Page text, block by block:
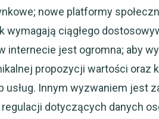
nowe platformy
wymagają ciągłego
internecie jest ogromna; aby
propozycji wartości
usług. Innym wyzwaniem jest
dotyczących danych